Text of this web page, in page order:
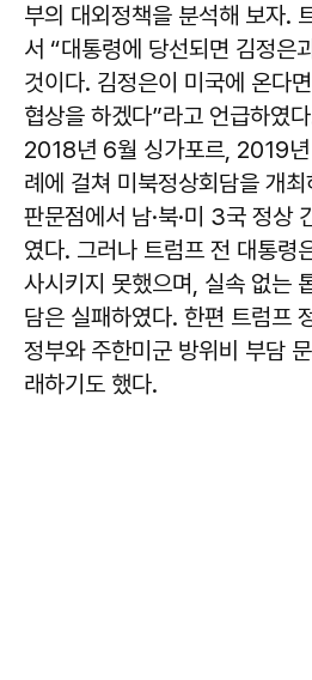
부의 대외정책을 분석해 보자.
서 “대통령에 당선되면 김정은
것이다. 김정은이 미국에 온다
협상을 하겠다”라고 언급하였
2018년 6월 싱가포르, 2019
례에 걸쳐 미북정상회담을 개
판문점에서 남·북·미 3국 정상
였다. 그러나 트럼프 전 대통령
사시키지 못했으며, 실속 없는
담은 실패하였다. 한편 트럼프
정부와 주한미군 방위비 부담
래하기도 했다.